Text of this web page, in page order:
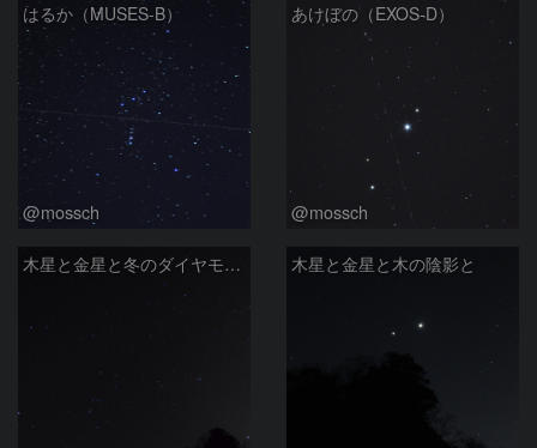
はるか（MUSES-B）
@mossch
あけぼの（EXOS-D）
@mossch
木星と金星と冬のダイヤモンドと 木星と金星と木の陰影と